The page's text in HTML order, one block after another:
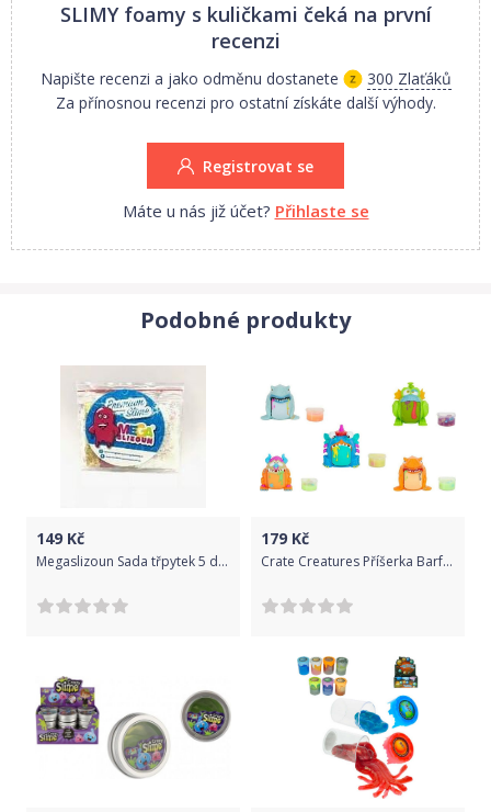
SLIMY foamy s kuličkami čeká na první
recenzi
Napište recenzi a jako odměnu dostanete
300 Zlaťáků
Za přínosnou recenzi pro ostatní získáte další výhody.
Registrovat se
Máte u nás již účet? Přihlaste se
Podobné produkty
149 Kč
Megaslizoun Sada třpytek 5 druhů
179 Kč
Crate Creatures Příšerka Barf Buddies - světle modrý Crunch